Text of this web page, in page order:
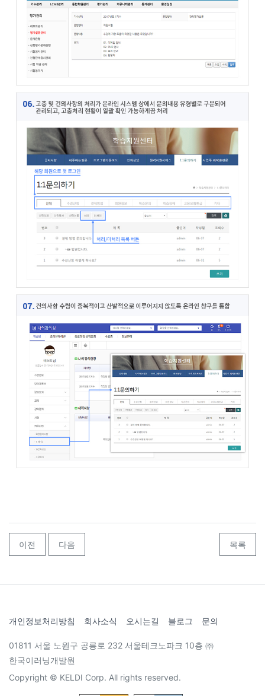
이전 다음 목록
개인정보처리방침 회사소식 오시는길 블로그 문의
01811 서울 노원구 공릉로 232 서울테크노파크 10층 ㈜
한국이러닝개발원
Copyright © KELDI Corp. All rights reserved.